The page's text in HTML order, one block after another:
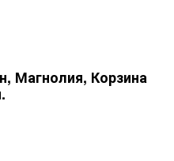
Магнолия, Корзина